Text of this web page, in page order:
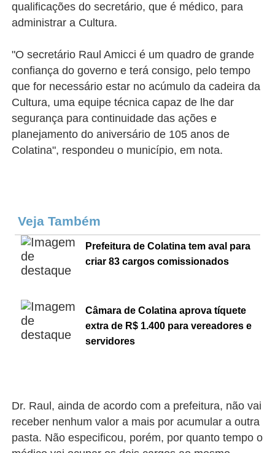
qualificações do secretário, que é médico, para
administrar a Cultura.
"O secretário Raul Amicci é um quadro de grande
confiança do governo e terá consigo, pelo tempo
que for necessário estar no acúmulo da cadeira da
Cultura, uma equipe técnica capaz de lhe dar
segurança para continuidade das ações e
planejamento do aniversário de 105 anos de
Colatina", respondeu o município, em nota.
Veja Também
Prefeitura de Colatina tem aval para
criar 83 cargos comissionados
Câmara de Colatina aprova tíquete
extra de R$ 1.400 para vereadores e
servidores
Dr. Raul, ainda de acordo com a prefeitura, não vai
receber nenhum valor a mais por acumular a outra
pasta. Não especificou, porém, por quanto tempo o